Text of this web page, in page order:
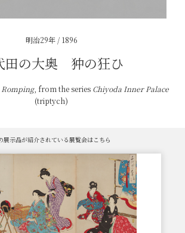
明治29年 / 1896
田の大奥 狆の狂ひ
Romping, from the series Chiyoda Inner Palace
(triptych)
展示品が紹介されている展覧会はこちら